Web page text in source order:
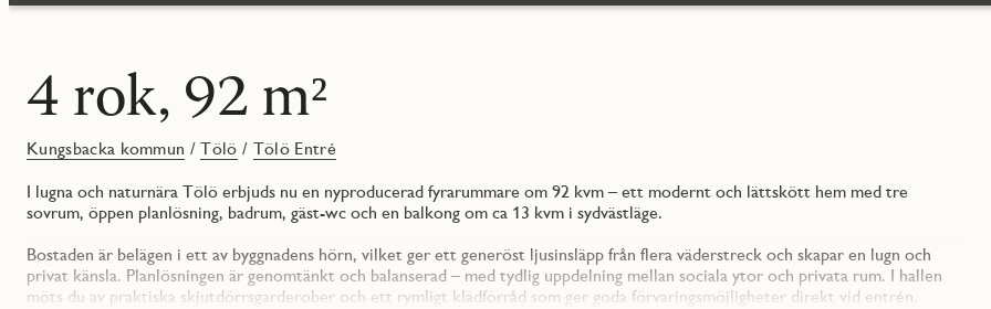
4 rok, 92 m²
Kungsbacka kommun /Tölö / Tölö Entré
I lugna och naturnära Tölö erbjuds nu en nyproducerad fyrarummare om 92 kvm – ett modernt och lättskött hem med tre
sovrum, öppen planlösning, badrum, gäst-wc och en balkong om ca 13 kvm i sydvästläge.
Bostaden är belägen i ett av byggnadens hörn, vilket ger ett generöst ljusinsläpp från flera väderstreck och skapar en lugn och
privat känsla. Planlösningen är genomtänkt och balanserad – med tydlig uppdelning mellan sociala ytor och privata rum. I hallen
möts du av praktiska skjutdörrsgarderober och ett rymligt klädförråd som ger goda förvaringsmöjligheter direkt vid entrén.